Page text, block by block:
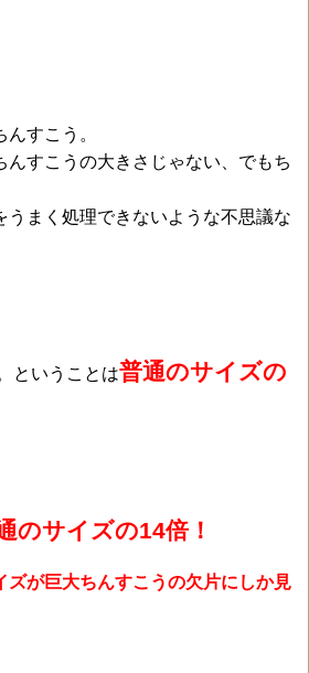
すこう。
んすこうの大きさじゃない、でもち
うまく処理できないような不思議な
ということは普通のサイズの
のサイズの14倍！
ズが巨大ちんすこうの欠片にしか見